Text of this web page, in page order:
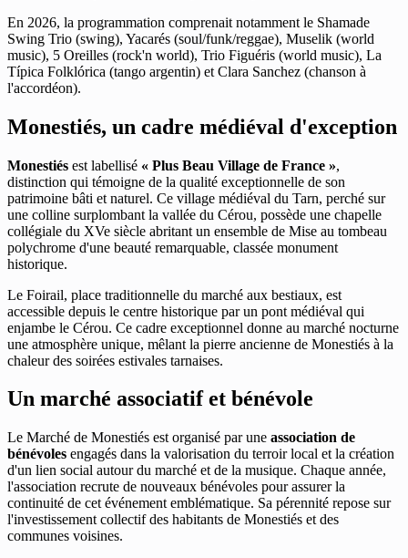
En 2026, la programmation comprenait notamment le Shamade
Swing Trio (swing), Yacarés (soul/funk/reggae), Muselik (world
music), 5 Oreilles (rock'n world), Trio Figuéris (world music), La
Típica Folklórica (tango argentin) et Clara Sanchez (chanson à
l'accordéon).
Monestiés, un cadre médiéval d'exception
Monestiés est labellisé « Plus Beau Village de France »,
distinction qui témoigne de la qualité exceptionnelle de son
patrimoine bâti et naturel. Ce village médiéval du Tarn, perché sur
une colline surplombant la vallée du Cérou, possède une chapelle
collégiale du XVe siècle abritant un ensemble de Mise au tombeau
polychrome d'une beauté remarquable, classée monument
historique.
Le Foirail, place traditionnelle du marché aux bestiaux, est
accessible depuis le centre historique par un pont médiéval qui
enjambe le Cérou. Ce cadre exceptionnel donne au marché nocturne
une atmosphère unique, mêlant la pierre ancienne de Monestiés à la
chaleur des soirées estivales tarnaises.
Un marché associatif et bénévole
Le Marché de Monestiés est organisé par une association de
bénévoles engagés dans la valorisation du terroir local et la création
d'un lien social autour du marché et de la musique. Chaque année,
l'association recrute de nouveaux bénévoles pour assurer la
continuité de cet événement emblématique. Sa pérennité repose sur
l'investissement collectif des habitants de Monestiés et des
communes voisines.